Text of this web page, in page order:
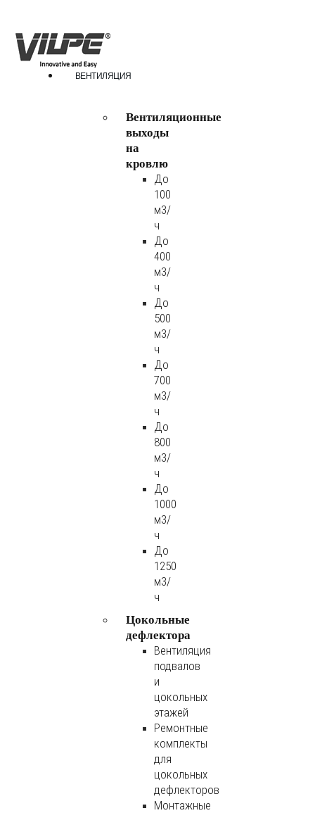
ВЕНТИЛЯЦИЯ
Вентиляционные
выходы
на
кровлю
До
100
м3/
ч
До
400
м3/
ч
До
500
м3/
ч
До
700
м3/
ч
До
800
м3/
ч
До
1000
м3/
ч
До
1250
м3/
ч
Цокольные
дефлектора
Вентиляция
подвалов
и
цокольных
этажей
Ремонтные
комплекты
для
цокольных
дефлекторов
Монтажные